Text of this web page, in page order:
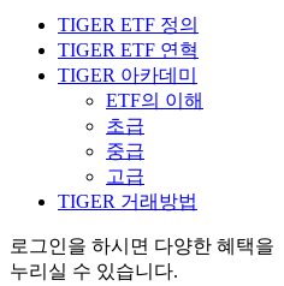
TIGER ETF 정의
TIGER ETF 연혁
TIGER 아카데미
ETF의 이해
초급
중급
고급
TIGER 거래방법
로그인을 하시면 다양한 혜택을
누리실 수 있습니다.